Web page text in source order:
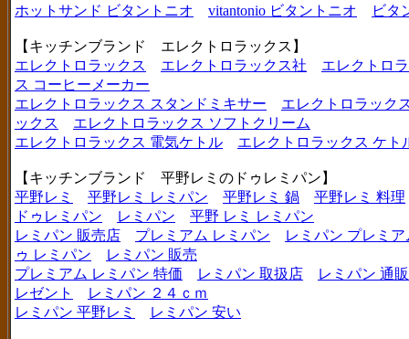
ホットサンド ビタントニオ
vitantonio ビタントニオ ビタ
【キッチンブランド エレクトロラックス】
エレクトロラックス
エレクトロラックス社
エレクトロ
ス コーヒーメーカー
エレクトロラックス スタンドミキサー
エレクトロラック
ックス
エレクトロラックス ソフトクリーム
エレクトロラックス 電気ケトル
エレクトロラックス ケト
【キッチンブランド 平野レミのドゥレミパン】
平野レミ
平野レミ レミパン 平野レミ 鍋
平野レミ 料理
ドゥレミパン
レミパン
平野 レミ レミパン
レミパン 販売店
プレミアム レミパン
レミパン プレミア
ゥ レミパン
レミパン 販売
プレミアム レミパン 特価
レミパン 取扱店
レミパン 通販
レゼント
レミパン ２４ｃｍ
レミパン 平野レミ
レミパン 安い